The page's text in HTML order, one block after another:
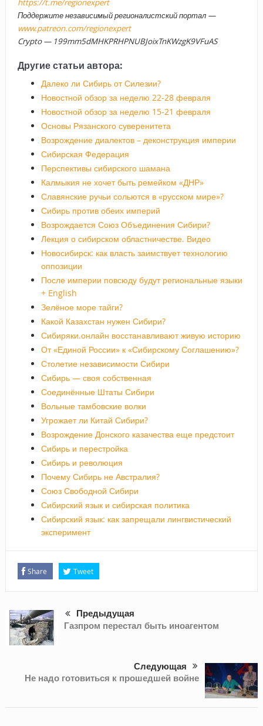
https://t.me/regionexpert
Поддержите независимый регионалистский портал —
www.patreon.com/regionexpert
Crypto — 199mm5dMHKPRHPNUBJoixTnKWzgK9VFuAS
Другие статьи автора:
Далеко ли Сибирь от Силезии?
Новостной обзор за неделю 22-28 февраля
Новостной обзор за неделю 15-21 февраля
Основы Рязанского суверенитета
Возрождение диалектов – деконструкция империи
Сибирская Федерация
Перспективы сибирского шамана
Калмыкия не хочет быть ремейком «ДНР»
Славянские ручьи сольются в «русском мире»?
Сибирь против обеих империй
Возрождается Союз Объединения Сибири?
Лекция о сибирском областничестве. Видео
Новосибирск: как власть заимствует технологию
оппозиции
После империи повсюду будут региональные языки
+ English
Зелёное море тайги?
Какой Казахстан нужен Сибири?
Сибиряки.онлайн восстанавливают живую историю
От «Единой России» к «Сибирскому Соглашению»?
Столетие независимости Сибири
Сибирь — своя собственная
Соединённые Штаты Сибири
Вольные тамбовские волки
Угрожает ли Китай Сибири?
Возрождение Донского казачества еще предстоит
Сибирь и перестройка
Сибирь и революция
Почему Сибирь не Австралия?
Союз Свободной Сибири
Сибирский язык и сибирская политика
Сибирский язык: как запрещали лингвистический
эксперимент
Share Tweet
Предыдущая
Газпром перестал быть иноагентом
Следующая
Не надо готовиться к прошедшей войне